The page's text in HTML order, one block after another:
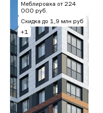
Меблировка от 224
000 руб.
Скидка до 1,9 млн руб
+1